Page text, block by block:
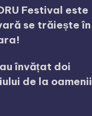
Festival este
se trăiește în
învățat doi
de la oamenii